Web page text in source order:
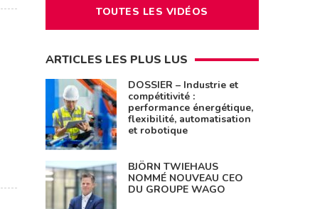
TOUTES LES VIDÉOS
ARTICLES LES PLUS LUS
DOSSIER – Industrie et
compétitivité :
performance énergétique,
flexibilité, automatisation
et robotique
BJÖRN TWIEHAUS
NOMMÉ NOUVEAU CEO
DU GROUPE WAGO